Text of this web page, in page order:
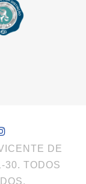
DE
30. TODOS